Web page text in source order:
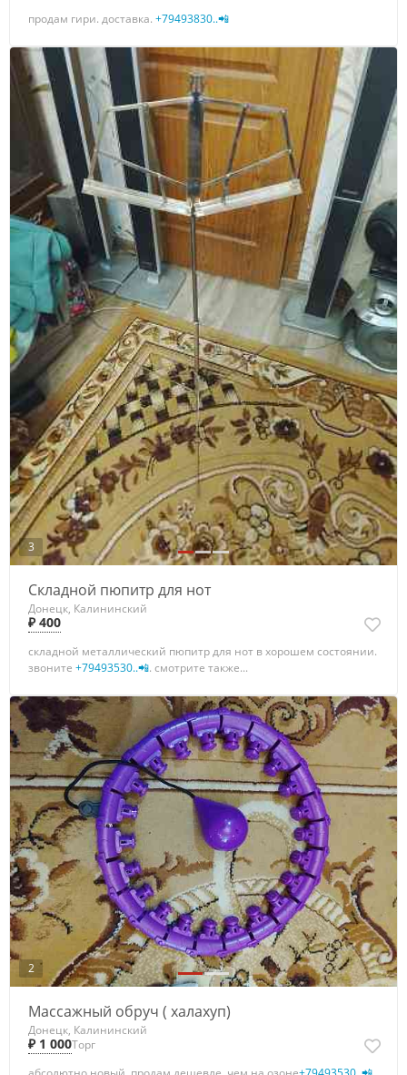
продам гири. доставка. +79493830..📲
3
Складной пюпитр для нот
Донецк, Калининский
₽ 400
складной металлический пюпитр для нот в хорошем состоянии.
звоните +79493530..📲. смотрите также...
2
Массажный обруч ( халахуп)
Донецк, Калининский
₽ 1 000Торг